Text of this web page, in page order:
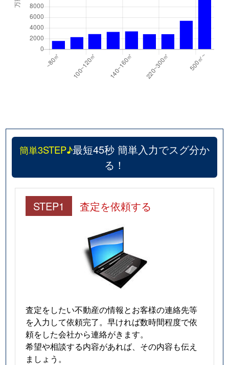
簡単3STEP♪最短45秒 簡単入力でスグ分か
る！
STEP1 査定を依頼する
査定をしたい不動産の情報とお客様の連絡先等
を入力して依頼完了。早ければ数時間程度で依
頼をした会社から連絡がきます。
希望や相談する内容があれば、その内容も伝え
ましょう。